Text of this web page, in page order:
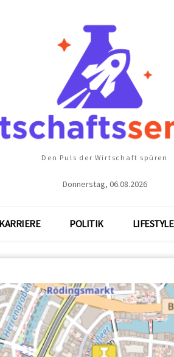
Den Puls der Wirtschaft spüren
Donnerstag, 06.08.2026
KARRIERE POLITIK LIFESTYLE